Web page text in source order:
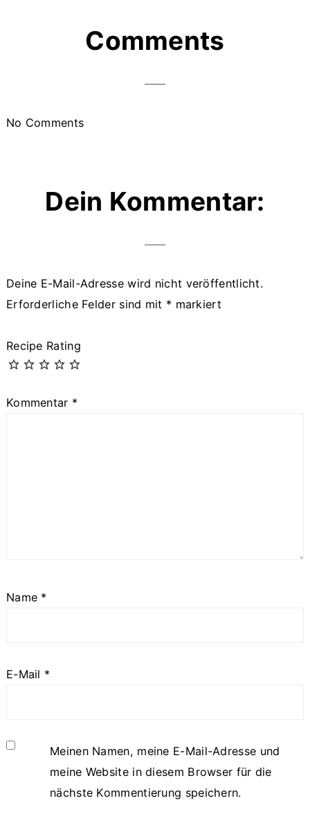
Comments
No Comments
Dein Kommentar:
Deine E-Mail-Adresse wird nicht veröffentlicht.
Erforderliche Felder sind mit * markiert
Recipe Rating
Kommentar *
Name *
E-Mail *
Meinen Namen, meine E-Mail-Adresse und
meine Website in diesem Browser für die
nächste Kommentierung speichern.